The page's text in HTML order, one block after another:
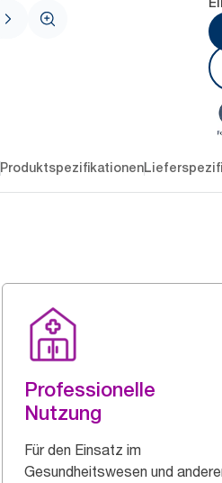
Produktspezifikationen
Professionelle
Nutzung
Für den Einsatz im
Gesundheitswesen und